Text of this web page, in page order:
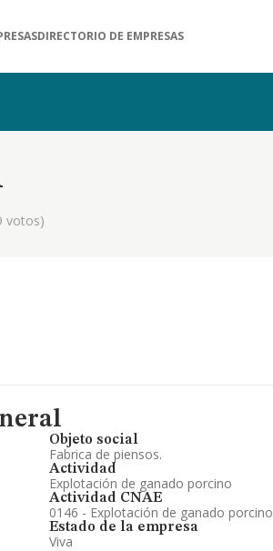
DIRECTORIO DE EMPRESAS
votos)
Objeto social
Fabrica de piensos.
Actividad
Explotación de ganado porcino
Actividad CNAE
0146 - Explotación de ganado porcino
Estado de la empresa
Viva